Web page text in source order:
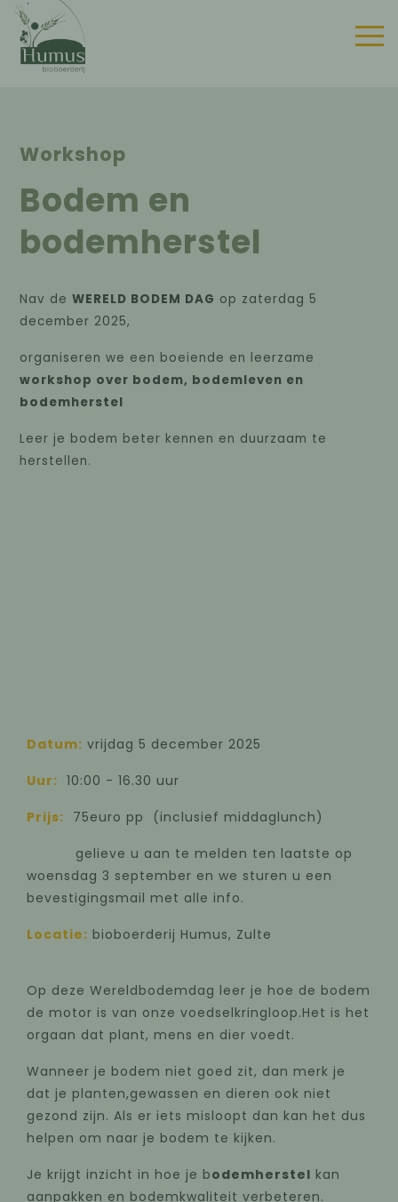
Workshop
Bodem en
bodemherstel
Nav de WERELD BODEM DAG op zaterdag 5
december 2025,
organiseren we een boeiende en leerzame
workshop over bodem, bodemleven en
bodemherstel
Leer je bodem beter kennen en duurzaam te
herstellen.
Datum: vrijdag 5 december 2025
Uur: 10:00 - 16.30 uur
Prijs: 75euro pp (inclusief middaglunch)
gelieve u aan te melden ten laatste op
woensdag 3 september en we sturen u een
bevestigingsmail met alle info.
Locatie: bioboerderij Humus, Zulte
Op deze Wereldbodemdag leer je hoe de bodem
de motor is van onze voedselkringloop.Het is het
orgaan dat plant, mens en dier voedt.
Wanneer je bodem niet goed zit, dan merk je
dat je planten,gewassen en dieren ook niet
gezond zijn. Als er iets misloopt dan kan het dus
helpen om naar je bodem te kijken.
Je krijgt inzicht in hoe je bodemherstel kan
aanpakken en bodemkwaliteit verbeteren.